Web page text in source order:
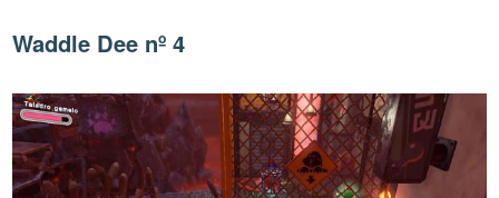
Waddle Dee nº 4